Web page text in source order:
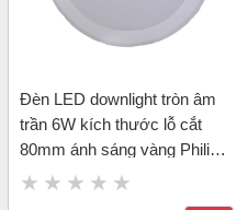
Đèn LED downlight tròn âm
trần 6W kích thước lỗ cắt
80mm ánh sáng vàng Philips
59444 MESON 6W D80-